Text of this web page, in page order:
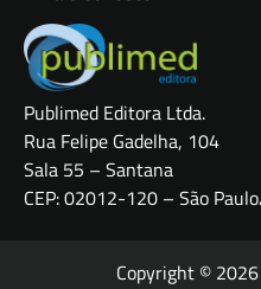
Publimed Editora Ltda.
Rua Felipe Gadelha, 104
Sala 55 – Santana
CEP: 02012-120 – São
Copyright © 2026